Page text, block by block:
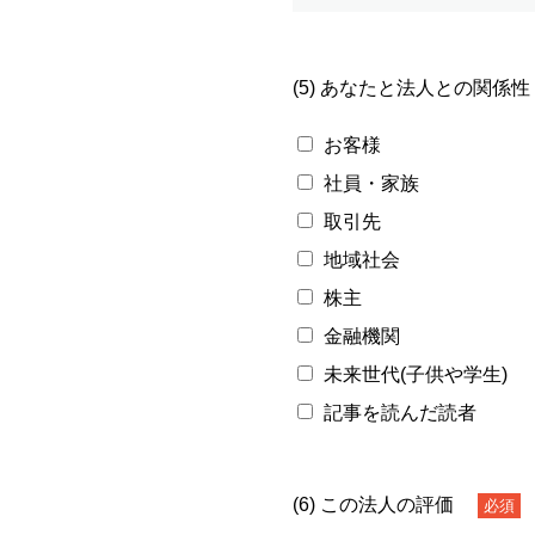
(5) あなたと法人との関係性
お客様
社員・家族
取引先
地域社会
株主
金融機関
未来世代(子供や学生)
記事を読んだ読者
(6) この法人の評価 必須